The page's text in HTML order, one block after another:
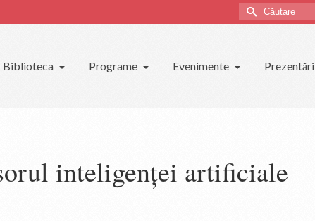
Căutare
Biblioteca Programe Evenimente Prezentări
inteligenței artificiale